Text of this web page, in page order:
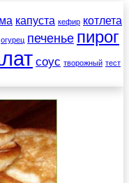
капуста кефир котлета
огурец печенье пирог
соус творожный тест